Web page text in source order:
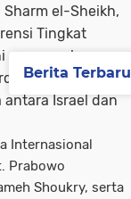
el-Sheikh,
Tingkat
dan
Israel dan
Internasional
Prabowo
Shoukry, serta
Berita Terbaru